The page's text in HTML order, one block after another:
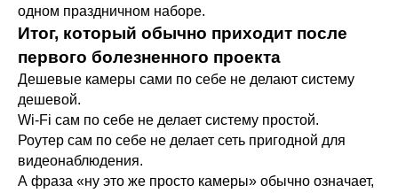
одном праздничном наборе.
Итог, который обычно приходит после
первого болезненного проекта
Дешевые камеры сами по себе не делают систему
дешевой.
Wi-Fi сам по себе не делает систему простой.
Роутер сам по себе не делает сеть пригодной для
видеонаблюдения.
А фраза «ну это же просто камеры» обычно означает,